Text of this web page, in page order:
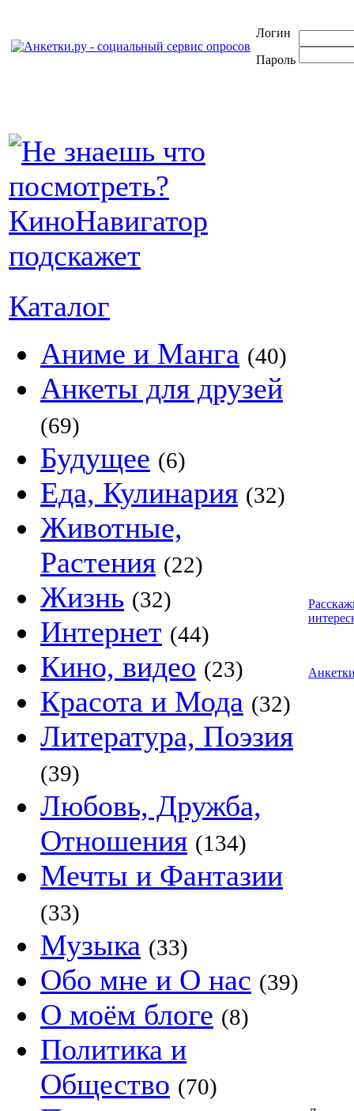
Логин
Пароль
Каталог
Аниме и Манга (40)
Анкеты для друзей
(69)
Будущее (6)
Еда, Кулинария (32)
Животные,
Растения (22)
Жизнь (32)
Интернет (44)
Кино, видео (23)
Красота и Мода (32)
Литература, Поэзия
(39)
Любовь, Дружба,
Отношения (134)
Мечты и Фантазии
(33)
Музыка (33)
Обо мне и О нас (39)
О моём блоге (8)
Политика и
Общество (70)